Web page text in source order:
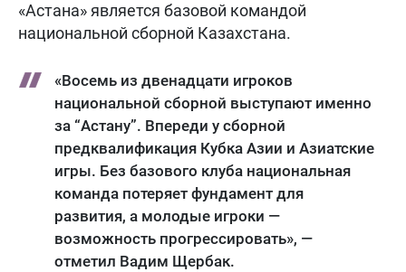
«Астана» является базовой командой
национальной сборной Казахстана.
«Восемь из двенадцати игроков
национальной сборной выступают именно
за “Астану”. Впереди у сборной
предквалификация Кубка Азии и Азиатские
игры. Без базового клуба национальная
команда потеряет фундамент для
развития, а молодые игроки —
возможность прогрессировать», —
отметил Вадим Щербак.